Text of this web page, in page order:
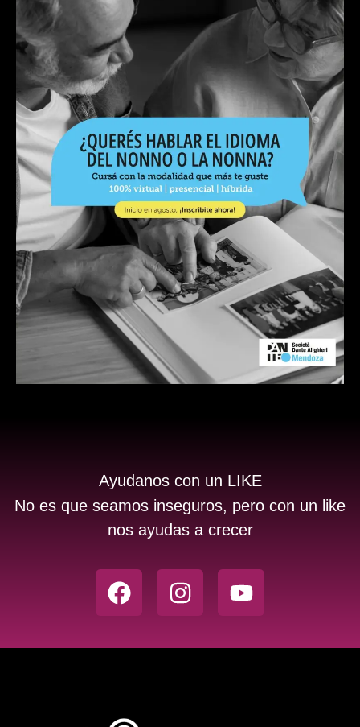
Ayudanos con un LIKE
No es que seamos inseguros, pero con un like
nos ayudas a crecer